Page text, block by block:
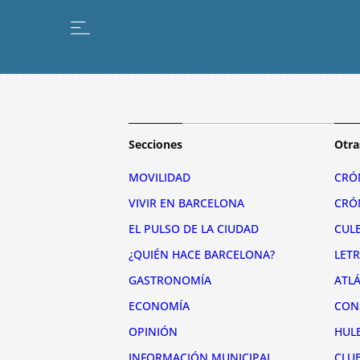
Secciones
MOVILIDAD
VIVIR EN BARCELONA
EL PULSO DE LA CIUDAD
¿QUIÉN HACE BARCELONA?
GASTRONOMÍA
ECONOMÍA
OPINIÓN